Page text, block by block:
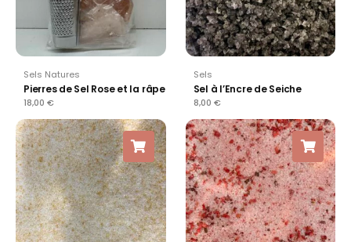
Sels Natures
Pierres de Sel Rose et la râpe
18,00 €
Sels
Sel à l’Encre de Seiche
8,00 €